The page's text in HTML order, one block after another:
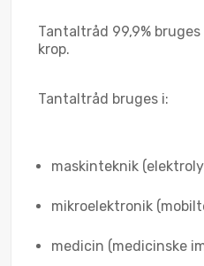
Tantaltråd 99,9%
krop.
Tantaltråd bruges i:
maskinteknik
mikroelektronik
medicin (medicinske